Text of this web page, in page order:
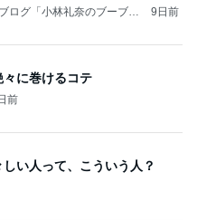
ログ「小林礼奈のブーブー
9日前
に巻けるコテ
前
い人って、こういう人？